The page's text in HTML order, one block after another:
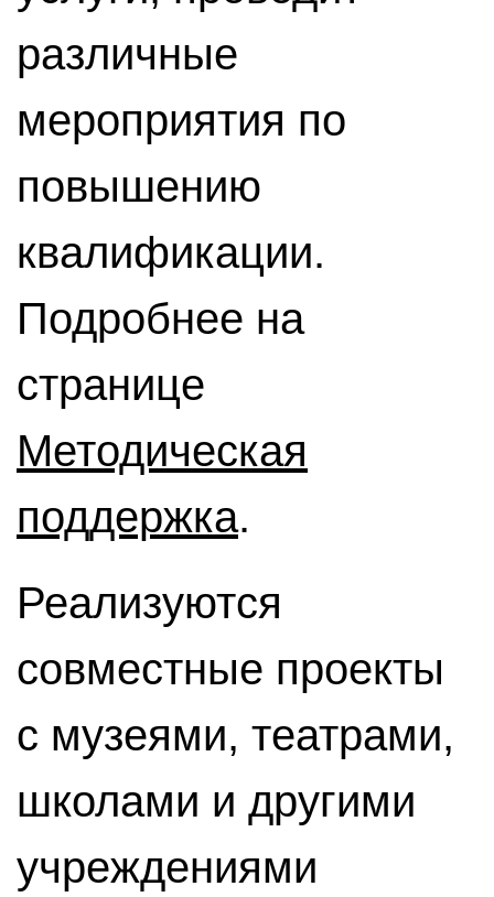
различные
мероприятия по
повышению
квалификации.
Подробнее на
странице
Методическая
поддержка.
Реализуются
совместные проекты
с музеями, театрами,
школами и другими
учреждениями